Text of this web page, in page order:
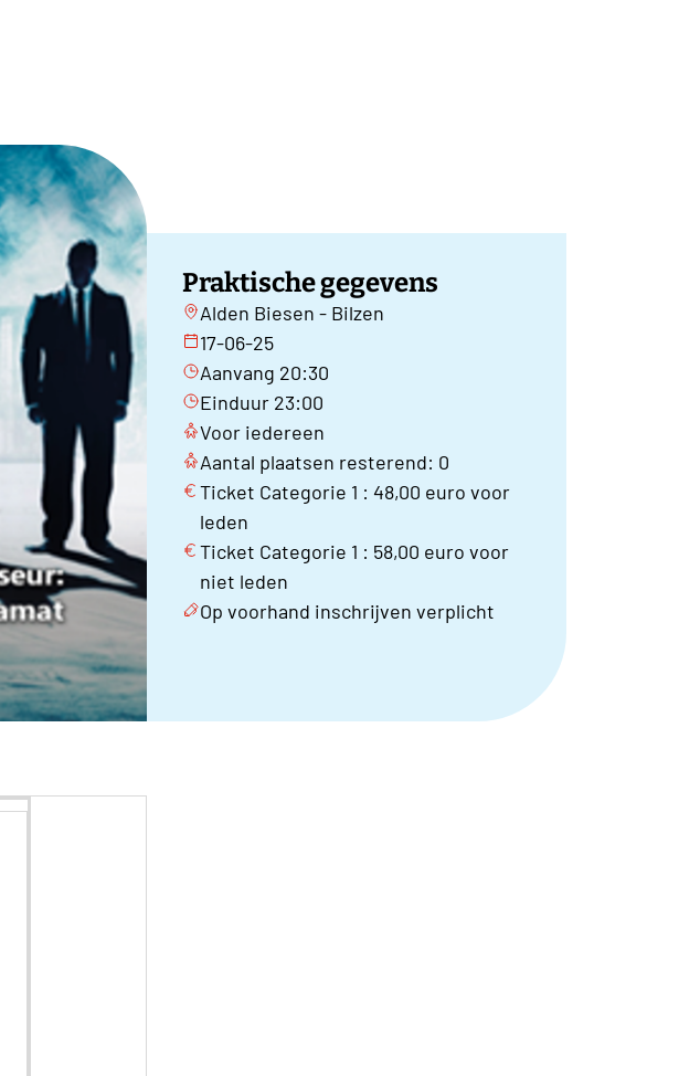
Praktische gegevens
Alden Biesen - Bilzen
17-06-25
Aanvang 20:30
Einduur 23:00
Voor iedereen
Aantal plaatsen resterend: 0
Ticket Categorie 1 : 48,00 euro voor
leden
Ticket Categorie 1 : 58,00 euro voor
niet leden
Op voorhand inschrijven verplicht